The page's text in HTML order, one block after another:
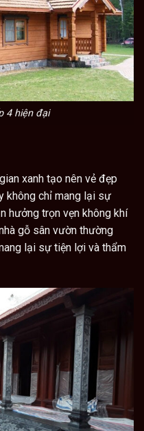
4 hiện đại
xanh tạo nên vẻ đẹp
không chỉ mang lại sự
hưởng trọn vẹn không khí
gỗ sân vườn thường
lại sự tiện lợi và thẩm